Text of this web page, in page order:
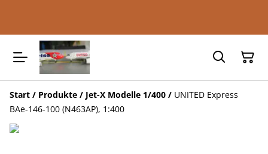
Start / Produkte / Jet-X Modelle 1/400 / UNITED Express
BAe-146-100 (N463AP), 1:400